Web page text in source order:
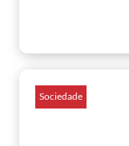
Sociedade